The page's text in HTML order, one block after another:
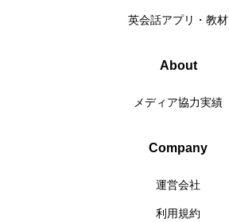
英会話アプリ・教材
About
メディア協力実績
Company
運営会社
利用規約